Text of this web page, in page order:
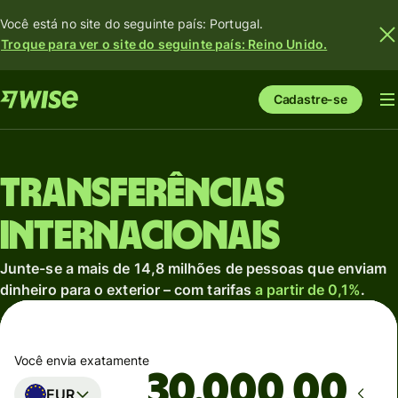
Você está no site do seguinte país: Portugal.
Troque para ver o site do seguinte país: Reino Unido.
Cadastre-se
Transferências
internacionais
Junte-se a mais de 14,8 milhões de pessoas que enviam
dinheiro para o exterior – com tarifasa partir de 0,1%.
Você envia exatamente
EUR